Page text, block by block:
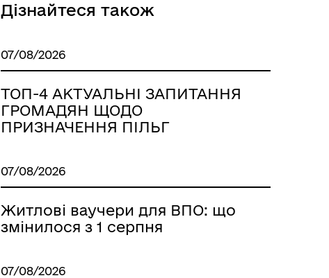
Дізнайтеся також
07/08/2026
ТОП-4 АКТУАЛЬНІ ЗАПИТАННЯ
ГРОМАДЯН ЩОДО
ПРИЗНАЧЕННЯ ПІЛЬГ
07/08/2026
Житлові ваучери для ВПО: що
змінилося з 1 серпня
07/08/2026